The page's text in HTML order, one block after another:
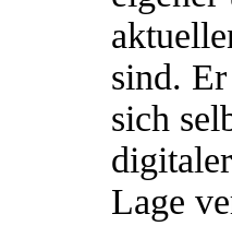
sind.
sich
Lage